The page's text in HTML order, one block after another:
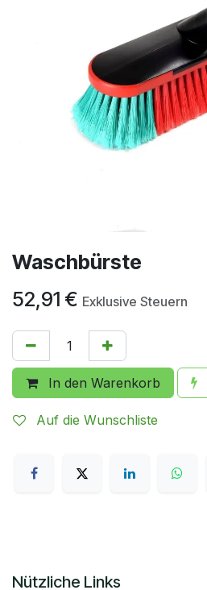
Waschbürste
52,91 € Exklusive Steuern
In den Warenkorb
Auf die Wunschliste
Nützliche Links